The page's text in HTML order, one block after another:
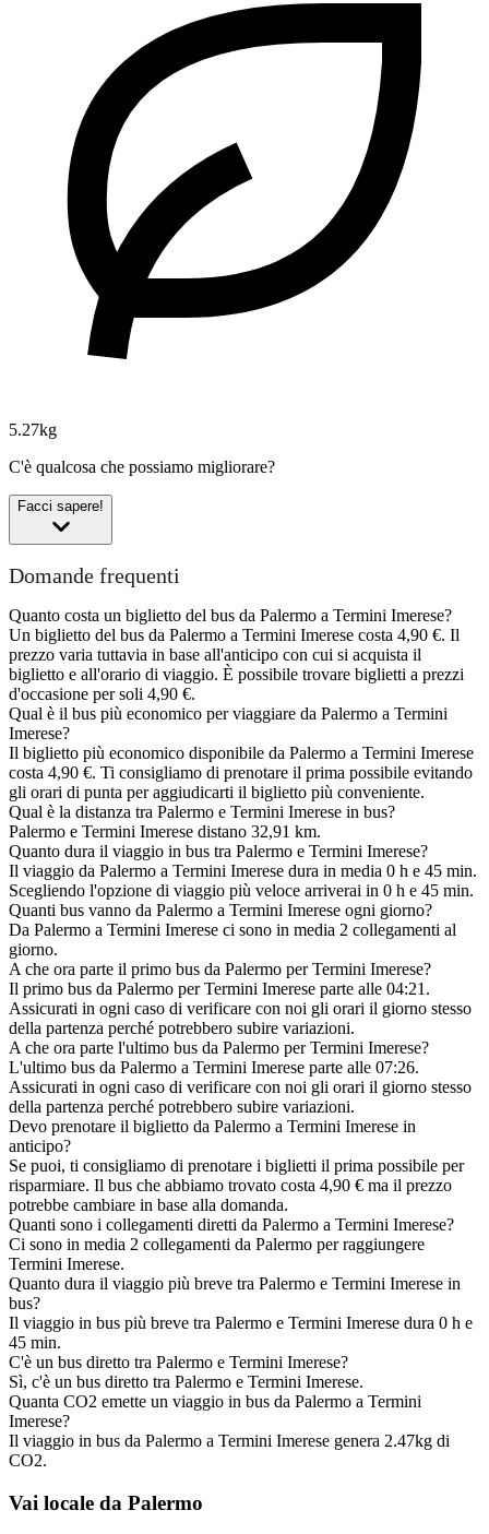
5.27kg
C'è qualcosa che possiamo migliorare?
Facci sapere!
Domande frequenti
Quanto costa un biglietto del bus da Palermo a Termini Imerese?
Un biglietto del bus da Palermo a Termini Imerese costa 4,90 €. Il
prezzo varia tuttavia in base all'anticipo con cui si acquista il
biglietto e all'orario di viaggio. È possibile trovare biglietti a prezzi
d'occasione per soli 4,90 €.
Qual è il bus più economico per viaggiare da Palermo a Termini
Imerese?
Il biglietto più economico disponibile da Palermo a Termini Imerese
costa 4,90 €. Ti consigliamo di prenotare il prima possibile evitando
gli orari di punta per aggiudicarti il biglietto più conveniente.
Qual è la distanza tra Palermo e Termini Imerese in bus?
Palermo e Termini Imerese distano 32,91 km.
Quanto dura il viaggio in bus tra Palermo e Termini Imerese?
Il viaggio da Palermo a Termini Imerese dura in media 0 h e 45 min.
Scegliendo l'opzione di viaggio più veloce arriverai in 0 h e 45 min.
Quanti bus vanno da Palermo a Termini Imerese ogni giorno?
Da Palermo a Termini Imerese ci sono in media 2 collegamenti al
giorno.
A che ora parte il primo bus da Palermo per Termini Imerese?
Il primo bus da Palermo per Termini Imerese parte alle 04:21.
Assicurati in ogni caso di verificare con noi gli orari il giorno stesso
della partenza perché potrebbero subire variazioni.
A che ora parte l'ultimo bus da Palermo per Termini Imerese?
L'ultimo bus da Palermo a Termini Imerese parte alle 07:26.
Assicurati in ogni caso di verificare con noi gli orari il giorno stesso
della partenza perché potrebbero subire variazioni.
Devo prenotare il biglietto da Palermo a Termini Imerese in
anticipo?
Se puoi, ti consigliamo di prenotare i biglietti il prima possibile per
risparmiare. Il bus che abbiamo trovato costa 4,90 € ma il prezzo
potrebbe cambiare in base alla domanda.
Quanti sono i collegamenti diretti da Palermo a Termini Imerese?
Ci sono in media 2 collegamenti da Palermo per raggiungere
Termini Imerese.
Quanto dura il viaggio più breve tra Palermo e Termini Imerese in
bus?
Il viaggio in bus più breve tra Palermo e Termini Imerese dura 0 h e
45 min.
C'è un bus diretto tra Palermo e Termini Imerese?
Sì, c'è un bus diretto tra Palermo e Termini Imerese.
Quanta CO2 emette un viaggio in bus da Palermo a Termini
Imerese?
Il viaggio in bus da Palermo a Termini Imerese genera 2.47kg di
CO2.
Vai locale da Palermo